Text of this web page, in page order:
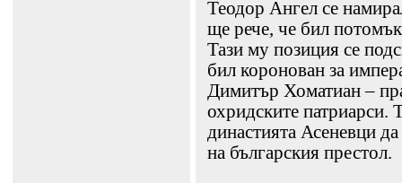
Теодор Ангел се
ще рече, че бил
Тази му позиция се
бил коронован за
Димитър Хоматиан –
охридските патриарси.
династията Асеневци
на българския престол.